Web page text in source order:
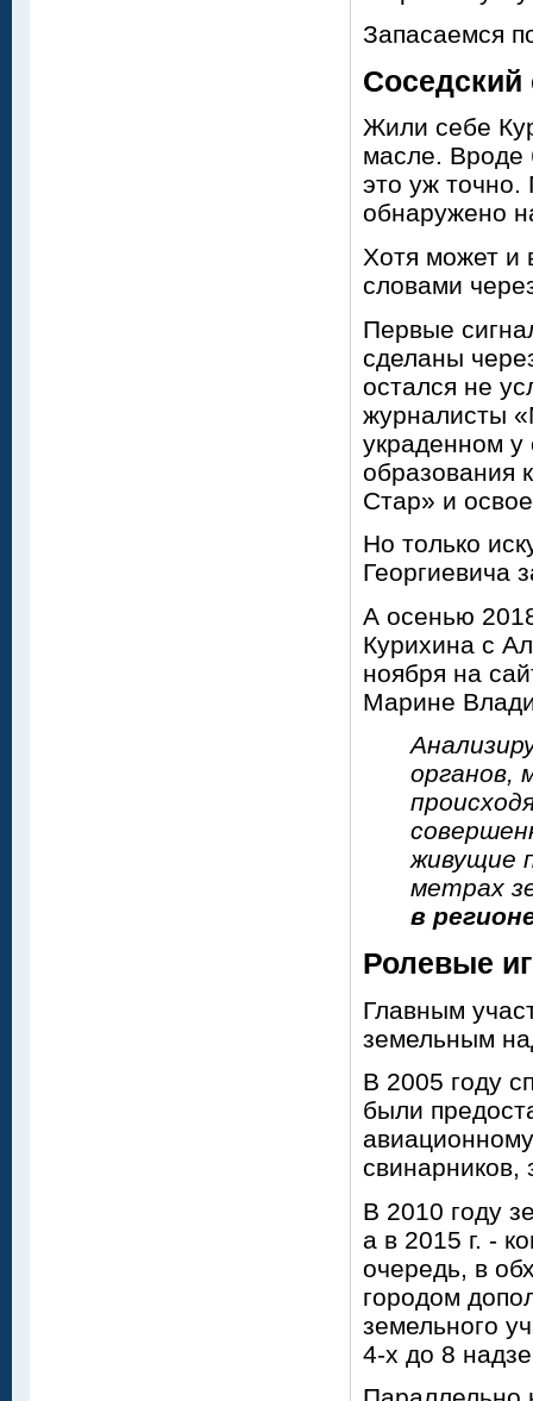
Запасаемся
Соседский
Жили себе
масле. Вроде
это уж
обнаружено
Хотя может и
словами
Первые
сделаны
остался не
журналисты
украденном у
образования
Стар» и
Но только
Георгиевича
А осенью
Курихина с
ноября на
Марине
органов,
живущие
метрах
в
Ролевые
Главным
земельным
В 2005 году
были
свинарников,
В 2010 году
а в 2015 г. -
очередь, в
городом
земельного
4-х до 8